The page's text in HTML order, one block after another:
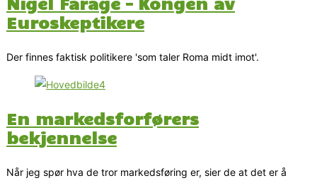
Euroskeptikere
Der finnes faktisk politikere 'som taler Roma midt imot'.
En markedsforførers
bekjennelse
Når jeg spør hva de tror markedsføring er, sier de at det er å